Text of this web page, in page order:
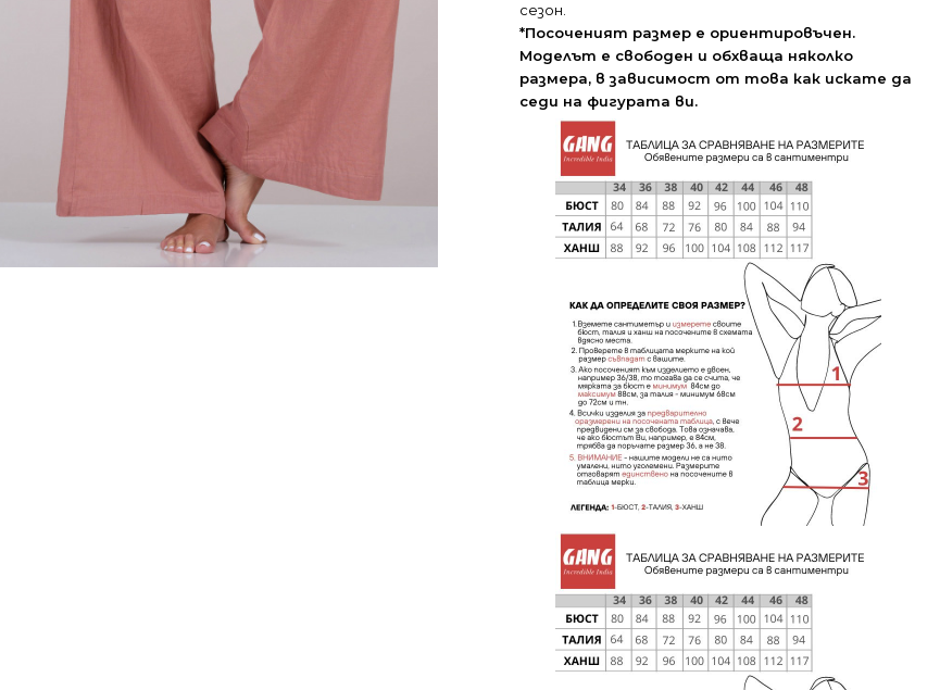
сезон.
*Посоченият размер е ориентировъчен.
Моделът е свободен и обхваща няколко
размера, в зависимост от това как искате да
седи на фигурата ви.